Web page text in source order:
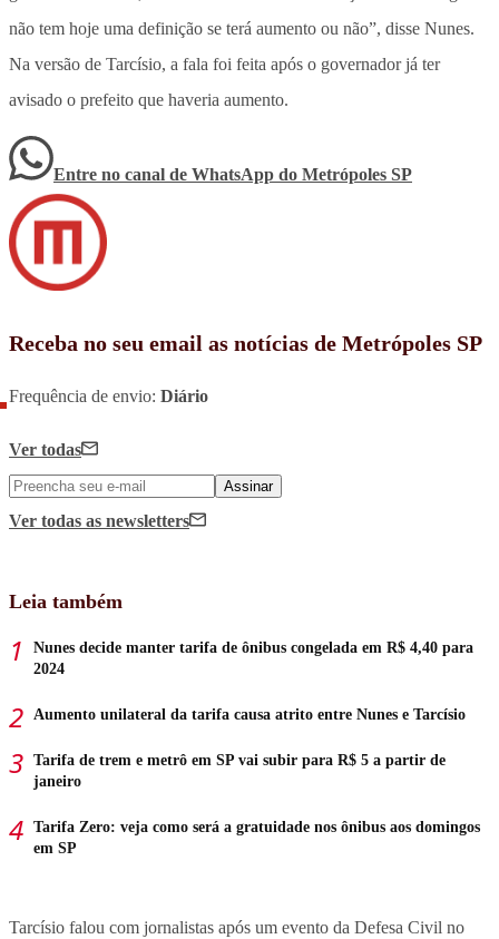
não tem hoje uma definição se terá aumento ou não”, disse Nunes.
Na versão de Tarcísio, a fala foi feita após o governador já ter
avisado o prefeito que haveria aumento.
Entre no canal de WhatsApp do Metrópoles SP
Receba no seu email as notícias de Metrópoles SP
Frequência de envio: Diário
Ver todas
Assinar
Ver todas as newsletters
Leia também
Nunes decide manter tarifa de ônibus congelada em R$ 4,40 para
2024
Aumento unilateral da tarifa causa atrito entre Nunes e Tarcísio
Tarifa de trem e metrô em SP vai subir para R$ 5 a partir de
janeiro
Tarifa Zero: veja como será a gratuidade nos ônibus aos domingos
em SP
Tarcísio falou com jornalistas após um evento da Defesa Civil no